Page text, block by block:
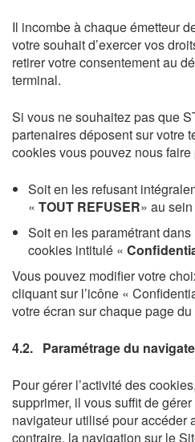
Il incombe à chaque émetteur
votre souhait d’exercer vos
retirer votre consentement au
terminal.
Si vous ne souhaitez pas que
partenaires déposent sur votre
cookies vous pouvez nous faire
Soit en les refusant
« TOUT REFUSER» au
Soit en les paramétrant
cookies intitulé «
Vous pouvez modifier votre
cliquant sur l’icône «
votre écran sur chaque page du
4.2. Paramétrage du
Pour gérer l’activité des
supprimer, il vous suffit de
navigateur utilisé pour accéder
contraire, la navigation sur le